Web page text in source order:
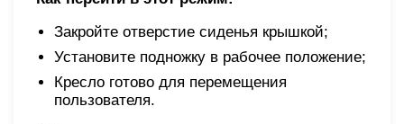
Закройте отверстие сиденья крышкой;
Установите подножку в рабочее положение;
Кресло готово для перемещения
пользователя.